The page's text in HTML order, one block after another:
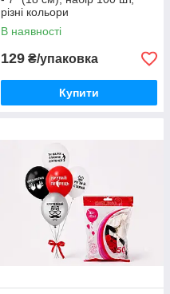
різні кольори
В наявності
129 ₴/упаковка
Купити